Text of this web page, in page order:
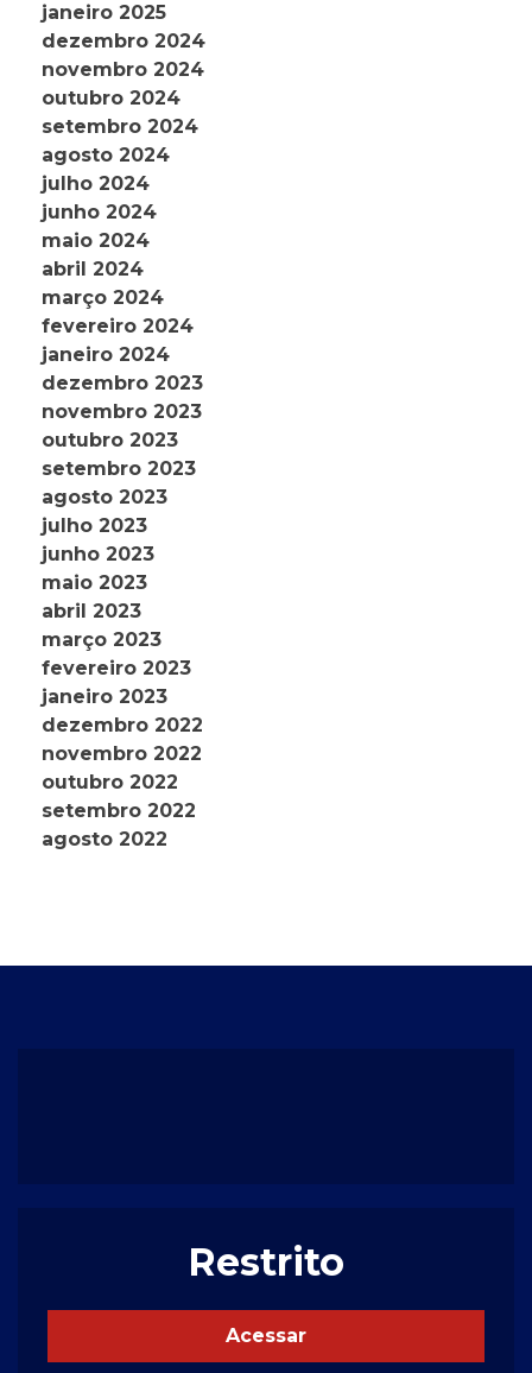
janeiro 2025
dezembro 2024
novembro 2024
outubro 2024
setembro 2024
agosto 2024
julho 2024
junho 2024
maio 2024
abril 2024
março 2024
fevereiro 2024
janeiro 2024
dezembro 2023
novembro 2023
outubro 2023
setembro 2023
agosto 2023
julho 2023
junho 2023
maio 2023
abril 2023
março 2023
fevereiro 2023
janeiro 2023
dezembro 2022
novembro 2022
outubro 2022
setembro 2022
agosto 2022
Restrito
Acessar